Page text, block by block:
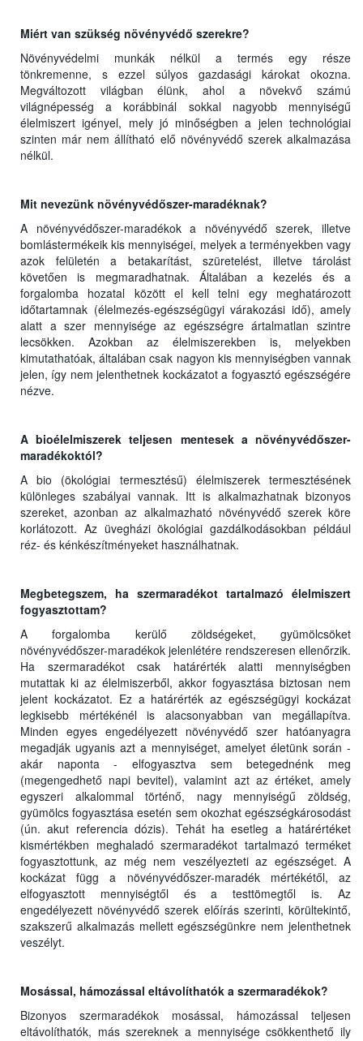
Miért van szükség növényvédő szerekre?
Növényvédelmi munkák nélkül a termés egy része
tönkremenne, s ezzel súlyos gazdasági károkat okozna.
Megváltozott világban élünk, ahol a növekvő számú
világnépesség a korábbinál sokkal nagyobb mennyiségű
élelmiszert igényel, mely jó minőségben a jelen technológiai
szinten már nem állítható elő növényvédő szerek alkalmazása
nélkül.
Mit nevezünk növényvédőszer-maradéknak?
A növényvédőszer-maradékok a növényvédő szerek, illetve
bomlástermékeik kis mennyiségei, melyek a terményekben vagy
azok felületén a betakarítást, szüretelést, illetve tárolást
követően is megmaradhatnak. Általában a kezelés és a
forgalomba hozatal között el kell telni egy meghatározott
időtartamnak (élelmezés-egészségügyi várakozási idő), amely
alatt a szer mennyisége az egészségre ártalmatlan szintre
lecsökken. Azokban az élelmiszerekben is, melyekben
kimutathatóak, általában csak nagyon kis mennyiségben vannak
jelen, így nem jelenthetnek kockázatot a fogyasztó egészségére
nézve.
A bioélelmiszerek teljesen mentesek a növényvédőszer-
maradékoktól?
A bio (ökológiai termesztésű) élelmiszerek termesztésének
különleges szabályai vannak. Itt is alkalmazhatnak bizonyos
szereket, azonban az alkalmazható növényvédő szerek köre
korlátozott. Az üvegházi ökológiai gazdálkodásokban például
réz- és kénkészítményeket használhatnak.
Megbetegszem, ha szermaradékot tartalmazó élelmiszert
fogyasztottam?
A forgalomba kerülő zöldségeket, gyümölcsöket
növényvédőszer-maradékok jelenlétére rendszeresen ellenőrzik.
Ha szermaradékot csak határérték alatti mennyiségben
mutattak ki az élelmiszerből, akkor fogyasztása biztosan nem
jelent kockázatot. Ez a határérték az egészségügyi kockázat
legkisebb mértékénél is alacsonyabban van megállapítva.
Minden egyes engedélyezett növényvédő szer hatóanyagra
megadják ugyanis azt a mennyiséget, amelyet életünk során -
akár naponta - elfogyasztva sem betegednénk meg
(megengedhető napi bevitel), valamint azt az értéket, amely
egyszeri alkalommal történő, nagy mennyiségű zöldség,
gyümölcs fogyasztása esetén sem okozhat egészségkárosodást
(ún. akut referencia dózis). Tehát ha esetleg a határértéket
kismértékben meghaladó szermaradékot tartalmazó terméket
fogyasztottunk, az még nem veszélyezteti az egészséget. A
kockázat függ a növényvédőszer-maradék mértékétől, az
elfogyasztott mennyiségtől és a testtömegtől is. Az
engedélyezett növényvédő szerek előírás szerinti, körültekintő,
szakszerű alkalmazás mellett egészségünkre nem jelenthetnek
veszélyt.
Mosással, hámozással eltávolíthatók a szermaradékok?
Bizonyos szermaradékok mosással, hámozással teljesen
eltávolíthatók, más szereknek a mennyisége csökkenthető ily